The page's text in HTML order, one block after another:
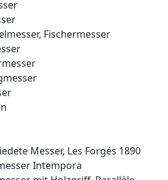
Fischermesser
Messer, Les Forgés 1890
Intempora